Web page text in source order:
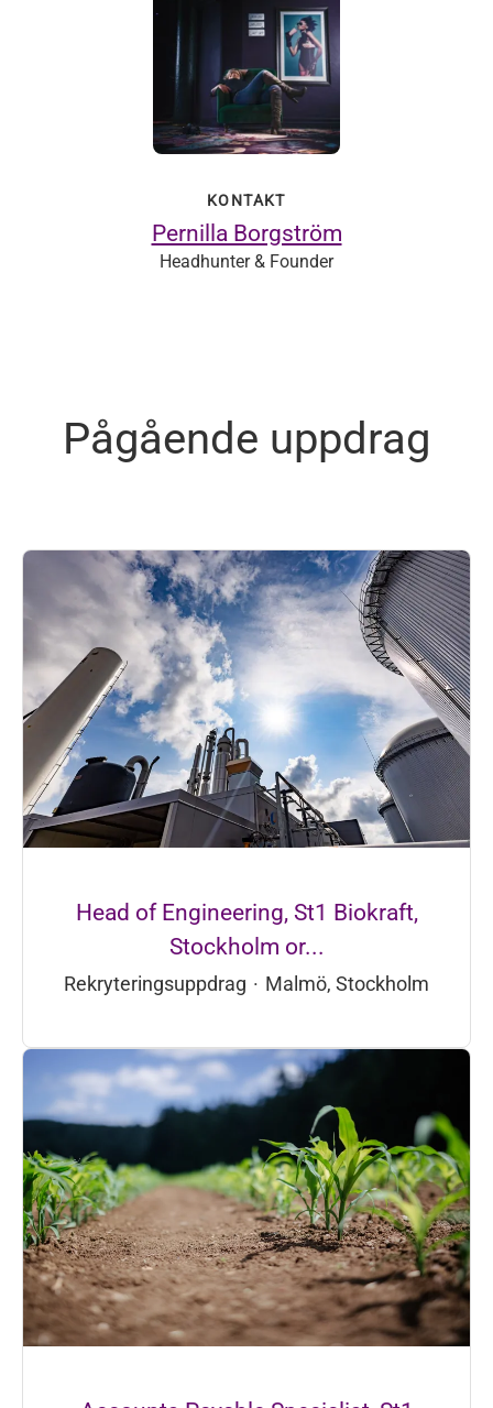
KONTAKT
Pernilla Borgström
Headhunter & Founder
Pågående uppdrag
Head of Engineering, St1 Biokraft,
Stockholm or...
Rekryteringsuppdrag · Malmö, Stockholm